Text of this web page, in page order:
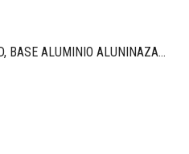
SILLA MOD. STAY, BRAZOS 2D, BASE ALUMINIO ALUNINAZADO, MALLA STRING, CABEZAL, TAPIZADO MELANGE GRIS.